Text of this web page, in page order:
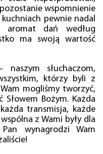
wspomnienie
pewnie nadal
aromat dań według
ma swoją wartość
słuchaczom,
którzy byli z
mogliśmy tworzyć,
Bożym. Każda
transmisja, każde
z Wami były dla
wynagrodzi Wam